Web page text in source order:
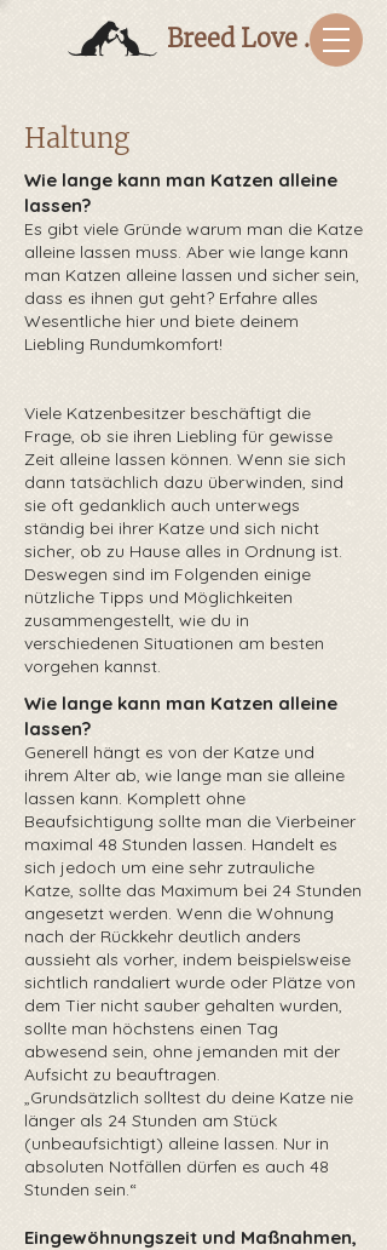
Breed Love Bulgaria
Haltung
Wie lange kann man Katzen alleine
lassen?
Es gibt viele Gründe warum man die Katze
alleine lassen muss. Aber wie lange kann
man Katzen alleine lassen und sicher sein,
dass es ihnen gut geht? Erfahre alles
Wesentliche hier und biete deinem
Liebling Rundumkomfort!
Viele Katzenbesitzer beschäftigt die
Frage, ob sie ihren Liebling für gewisse
Zeit alleine lassen können. Wenn sie sich
dann tatsächlich dazu überwinden, sind
sie oft gedanklich auch unterwegs
ständig bei ihrer Katze und sich nicht
sicher, ob zu Hause alles in Ordnung ist.
Deswegen sind im Folgenden einige
nützliche Tipps und Möglichkeiten
zusammengestellt, wie du in
verschiedenen Situationen am besten
vorgehen kannst.
Wie lange kann man Katzen alleine
lassen?
Generell hängt es von der Katze und
ihrem Alter ab, wie lange man sie alleine
lassen kann. Komplett ohne
Beaufsichtigung sollte man die Vierbeiner
maximal 48 Stunden lassen. Handelt es
sich jedoch um eine sehr zutrauliche
Katze, sollte das Maximum bei 24 Stunden
angesetzt werden. Wenn die Wohnung
nach der Rückkehr deutlich anders
aussieht als vorher, indem beispielsweise
sichtlich randaliert wurde oder Plätze von
dem Tier nicht sauber gehalten wurden,
sollte man höchstens einen Tag
abwesend sein, ohne jemanden mit der
Aufsicht zu beauftragen.
„Grundsätzlich solltest du deine Katze nie
länger als 24 Stunden am Stück
(unbeaufsichtigt) alleine lassen. Nur in
absoluten Notfällen dürfen es auch 48
Stunden sein.“
Eingewöhnungszeit und Maßnahmen,